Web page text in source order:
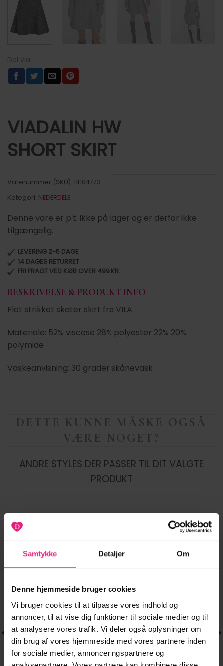
Samtykke Detaljer Om
Denne hjemmeside bruger cookies
Vi bruger cookies til at tilpasse vores indhold og
annoncer, til at vise dig funktioner til sociale medier og til
at analysere vores trafik. Vi deler også oplysninger om
din brug af vores hjemmeside med vores partnere inden
for sociale medier, annonceringspartnere og
VIADALIN HW
SHORT SKIRT
Varenummer (SKU): 14104773
Kategori: NEDERDELE
Denne vare er p.t. ikke på lager og er derfor ikke
tilgængelig.
LEVERING 2-5 DAGE
14 DAGES RETURRET
FRI FRAGT VED KØB OVER 499 KR.
BESKRIVELSE & PRODUKT INFO
Flot strikket skater skirt fra VILA
Materiale: 52% viscose 28% polyester 22% 20%
polymide
Vaskeanvisning: 30 grader skånevask
DETTE KUNNE MÅSKE OGSÅ
VÆRE NOGET?
ANDRE STYLES DER PASSER TIL DIT VALGTE
PRODUKT
-20% -47%
Tilføj til